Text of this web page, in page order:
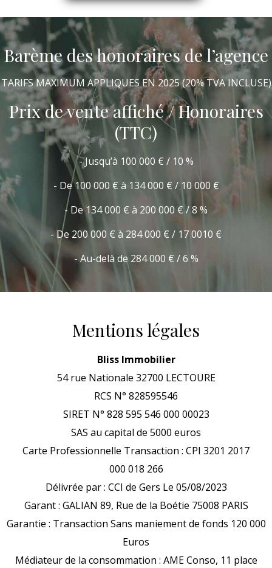
Barème des honoraires de l’agence
TARIFS MAXIMUM APPLIQUES EN 2025 (20% TVA INCLUSE)
Prix de vente affiché / Honoraires
(TTC)
Jusqu’à 100 000 € / 10 %
De 100 000 € à 134 000 € / 10 000 €
De 134 000 € à 200 000 € / 8 %
De 200 000 € à 284 000 € / 17 0010 €
Au-delà de 284 000 € / 6 %
Mentions légales
Bliss Immobilier
54 rue Nationale 32700 LECTOURE
RCS N° 828595546
SIRET N° 828 595 546 000 00023
SAS au capital de 5000 euros
Carte Professionnelle Transaction : CPI 3201 2017
000 018 266
Délivrée par : CCI de Gers Le 05/08/2023
Garant : GALIAN 89, Rue de la Boétie 75008 PARIS
Garantie : Transaction Sans maniement de fonds 120 000
Euros
Médiateur de la consommation : AME Conso, 11 place